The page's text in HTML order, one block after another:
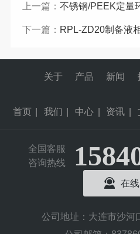
上一篇： 不锈钢/PEEK定量
下一篇： RPL-ZD20制备液
首页
关于
我们
产品
中心
新闻
资讯
全国客服
咨询热线
在
公司地址：大连市沙河